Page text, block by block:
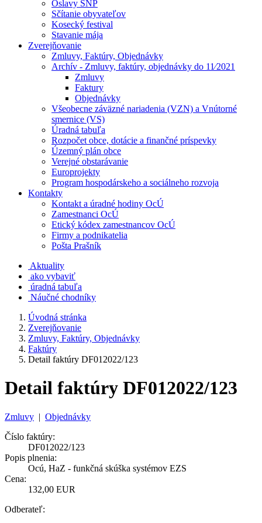
Oslavy SNP
Sčítanie obyvateľov
Kosecký festival
Stavanie mája
Zverejňovanie
Zmluvy, Faktúry, Objednávky
Archív - Zmluvy, faktúry, objednávky do 11⁄2021
Zmluvy
Faktury
Objednávky
Všeobecne záväzné nariadenia (VZN) a Vnútorné
smernice (VS)
Úradná tabuľa
Rozpočet obce, dotácie a finančné príspevky
Územný plán obce
Verejné obstarávanie
Europrojekty
Program hospodárskeho a sociálneho rozvoja
Kontakty
Kontakt a úradné hodiny OcÚ
Zamestnanci OcÚ
Etický kódex zamestnancov OcÚ
Firmy a podnikatelia
Pošta Prašník
Aktuality
ako vybaviť
úradná tabuľa
Náučné chodníky
Úvodná stránka
Zverejňovanie
Zmluvy, Faktúry, Objednávky
Faktúry
Detail faktúry DF012022/123
Detail faktúry DF012022/123
Zmluvy | Objednávky
Číslo faktúry:
DF012022/123
Popis plnenia:
Ocú, HaZ - funkčná skúška systémov EZS
Cena:
132,00 EUR
Odberateľ: